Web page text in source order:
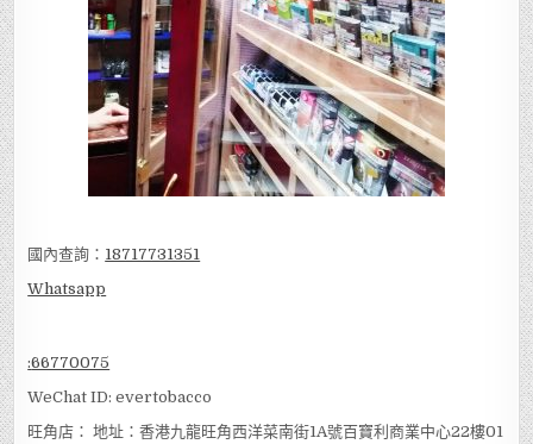
國內查詢： 18717731351
Whatsapp
66770075